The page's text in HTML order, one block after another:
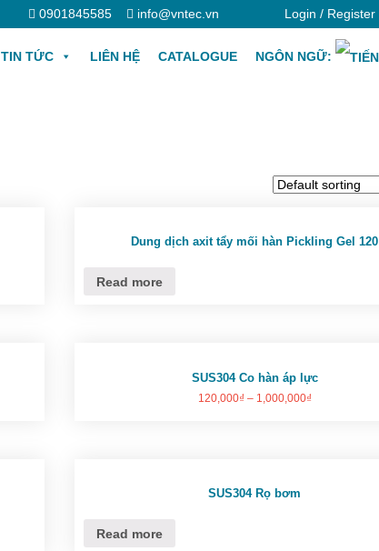
0901845585 info@vntec.vn Login / Register
TIN TỨC LIÊN HỆ CATALOGUE NGÔN NGỮ:
Dung dịch axit tẩy mối hàn Pickling Gel 120
Read more
SUS304 Co hàn áp lực
120,000₫– 1,000,000₫
SUS304 Rọ bơm
Read more